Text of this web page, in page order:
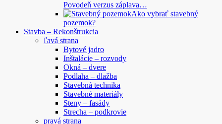
Povodeň verzus záplava…
Ako vybrať stavebný
pozemok?
Stavba – Rekonštrukcia
ľavá strana
Bytové jadro
Inštalácie – rozvody
Okná – dvere
Podlaha – dlažba
Stavebná technika
Stavebné materiály
Steny – fasády
Strecha – podkrovie
pravá strana